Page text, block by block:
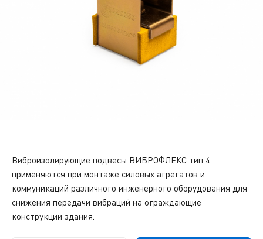
Виброизолирующие подвесы ВИБРОФЛЕКС тип 4
применяются при монтаже силовых агрегатов и
коммуникаций различного инженерного оборудования для
снижения передачи вибраций на ограждающие
конструкции здания.